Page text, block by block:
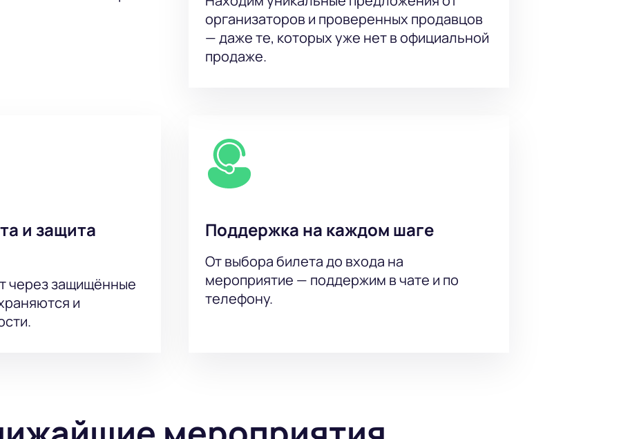
организаторов и проверенных продавцов
— даже те, которых уже нет в официальной
продаже.
и защита
через защищённые
и
Поддержка на каждом шаге
От выбора билета до входа на
мероприятие — поддержим в чате и по
телефону.